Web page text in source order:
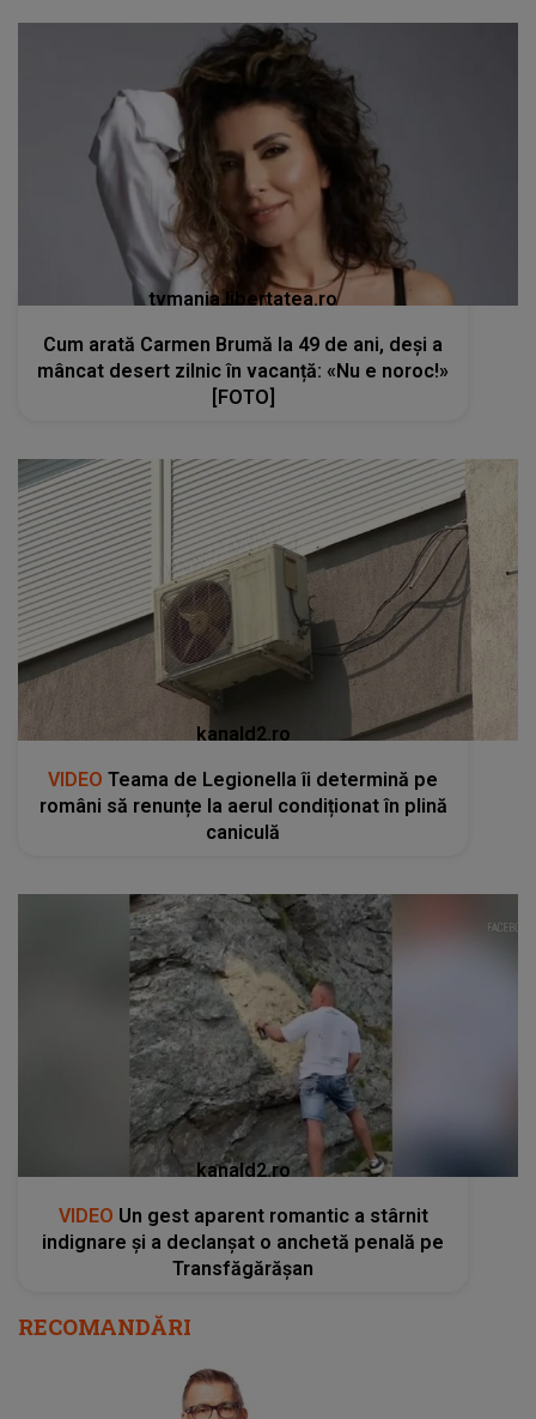
tvmania.libertatea.ro
Cum arată Carmen Brumă la 49 de ani, deși a
mâncat desert zilnic în vacanță: «Nu e noroc!»
[FOTO]
kanald2.ro
VIDEO Teama de Legionella îi determină pe
români să renunțe la aerul condiționat în plină
caniculă
kanald2.ro
VIDEO Un gest aparent romantic a stârnit
indignare și a declanșat o anchetă penală pe
Transfăgărășan
RECOMANDĂRI